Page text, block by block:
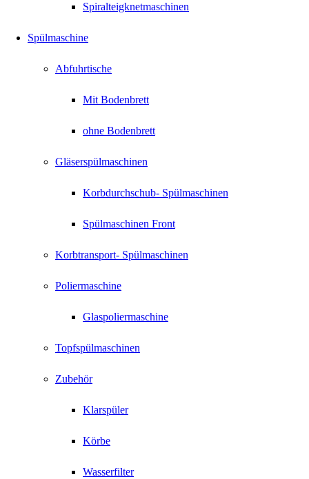
Spiralteigknetmaschinen
Spülmaschine
Abfuhrtische
Mit Bodenbrett
ohne Bodenbrett
Gläserspülmaschinen
Korbdurchschub- Spülmaschinen
Spülmaschinen Front
Korbtransport- Spülmaschinen
Poliermaschine
Glaspoliermaschine
Topfspülmaschinen
Zubehör
Klarspüler
Körbe
Wasserfilter